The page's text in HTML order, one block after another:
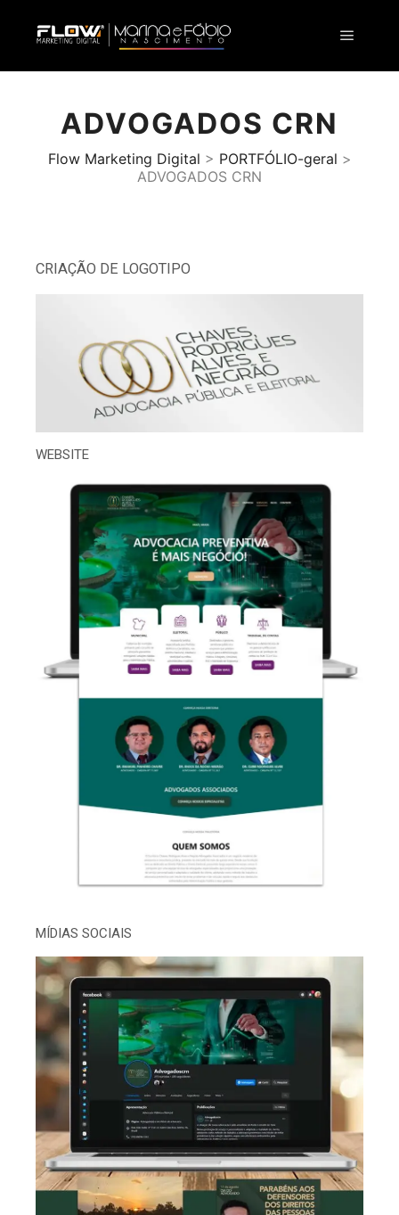
ADVOGADOS CRN
Flow Marketing Digital > PORTFÓLIO-geral >
ADVOGADOS CRN
CRIAÇÃO DE LOGOTIPO
WEBSITE
MÍDIAS SOCIAIS